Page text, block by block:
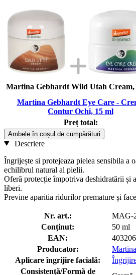
Martina Gebhardt Wild Utah Cream,
Martina Gebhardt Eye Care -
Contur Ochi, 15 ml
Preț total:
Ambele în coșul de cumpărături
Descriere
Îngrijește si protejeaza pielea sensibila a
echilibrul natural al pielii.
Oferă protecție împotriva deshidratării și
liberi.
Previne aparitia ridurilor premature și
Nr. art.:
MAG-
Conținut:
50 ml
EAN:
Producator:
Aplicare îngrijire facială:
Consistență/Formă de